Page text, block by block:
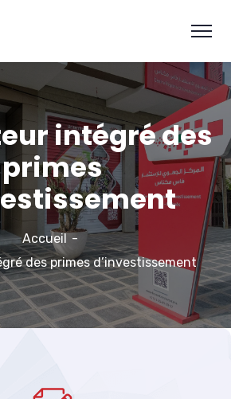
intégré des
primes
Accueil
des primes d’investissement